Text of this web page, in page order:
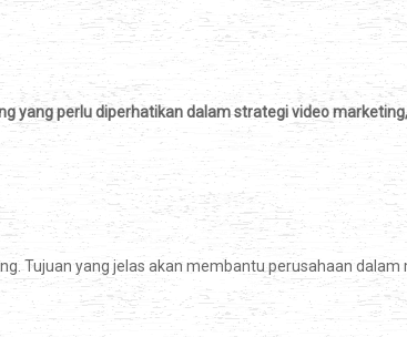
yang perlu diperhatikan dalam strategi video
Tujuan yang jelas akan membantu perusahaan